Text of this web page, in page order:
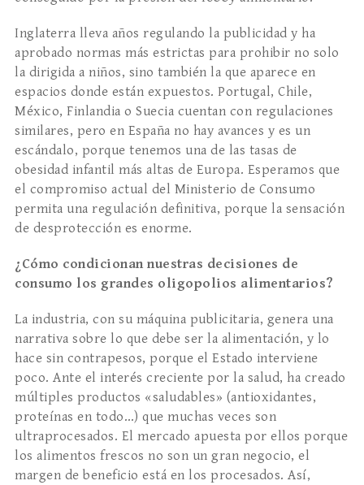
Inglaterra lleva años regulando la publicidad y ha
aprobado normas más estrictas para prohibir no solo
la dirigida a niños, sino también la que aparece en
espacios donde están expuestos. Portugal, Chile,
México, Finlandia o Suecia cuentan con regulaciones
similares, pero en España no hay avances y es un
escándalo, porque tenemos una de las tasas de
obesidad infantil más altas de Europa. Esperamos que
el compromiso actual del Ministerio de Consumo
permita una regulación definitiva, porque la sensación
de desprotección es enorme.
¿Cómo condicionan nuestras decisiones de
consumo los grandes oligopolios alimentarios?
La industria, con su máquina publicitaria, genera una
narrativa sobre lo que debe ser la alimentación, y lo
hace sin contrapesos, porque el Estado interviene
poco. Ante el interés creciente por la salud, ha creado
múltiples productos «saludables» (antioxidantes,
proteínas en todo…) que muchas veces son
ultraprocesados. El mercado apuesta por ellos porque
los alimentos frescos no son un gran negocio, el
margen de beneficio está en los procesados. Así,